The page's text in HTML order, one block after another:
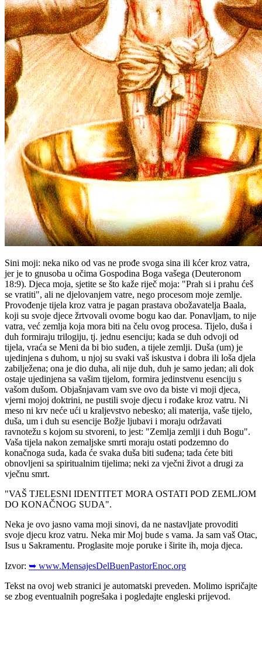
Sini moji: neka niko od vas ne prođe svoga sina ili kćer kroz vatra,
jer je to gnusoba u očima Gospodina Boga vašega (Deuteronom
18:9). Djeca moja, sjetite se što kaže riječ moja: "Prah si i prahu ćeš
se vratiti", ali ne djelovanjem vatre, nego procesom moje zemlje.
Provođenje tijela kroz vatra je pagan prastava obožavatelja Baala,
koji su svoje djece žrtvovali ovome bogu kao dar. Ponavljam, to nije
vatra, već zemlja koja mora biti na čelu ovog procesa. Tijelo, duša i
duh formiraju trilogiju, tj. jednu esenciju; kada se duh odvoji od
tijela, vraća se Meni da bi bio suđen, a tijele zemlji. Duša (um) je
ujedinjena s duhom, u njoj su svaki vaš iskustva i dobra ili loša djela
zabilježena; ona je dio duha, ali nije duh, duh je samo jedan; ali dok
ostaje ujedinjena sa vašim tijelom, formira jedinstvenu esenciju s
vašom dušom. Objašnjavam vam sve ovo da biste vi moji djeca,
vjerni mojoj doktrini, ne pustili svoje djecu i rođake kroz vatru. Ni
meso ni krv neće ući u kraljevstvo nebesko; ali materija, vaše tijelo,
duša, um i duh su esencije Božje ljubavi i moraju održavati
ravnotežu s kojom su stvoreni, to jest: "Zemlja zemlji i duh Bogu".
Vaša tijela nakon zemaljske smrti moraju ostati podzemno do
konačnoga suda, kada će svaka duša biti suđena; tada ćete biti
obnovljeni sa spiritualnim tijelima; neki za vječni život a drugi za
vječnu smrt.
"VAŠ TJELESNI IDENTITET MORA OSTATI POD ZEMLJOM
DO KONAČNOG SUDA".
Neka je ovo jasno vama moji sinovi, da ne nastavljate provoditi
svoje djecu kroz vatru. Neka mir Moj bude s vama. Ja sam vaš Otac,
Isus u Sakramentu. Proglasite moje poruke i širite ih, moja djeca.
Izvor: ➥ www.MensajesDelBuenPastorEnoc.org
Tekst na ovoj web stranici je automatski preveden. Molimo ispričajte
se zbog eventualnih pogrešaka i pogledajte engleski prijevod.